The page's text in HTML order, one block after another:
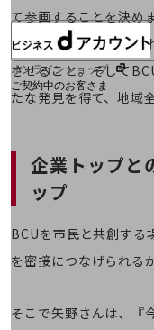
オンラインショップ
ご契約中のお客さま
Web明細(ビリングステ
て参画することを決め
目指すのは、BCUをこ
させること。そして
たな発見を得て、地域
企業トップと
ップ
BCUを市民と共創する
を密接につなげられる
そこで矢野さんは、『